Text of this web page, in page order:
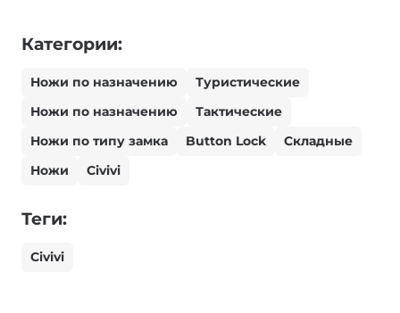
Категории:
Ножи по назначению
Туристические
Ножи по назначению
Тактические
Ножи по типу замка
Button Lock
Складные
Ножи
Civivi
Теги:
Civivi